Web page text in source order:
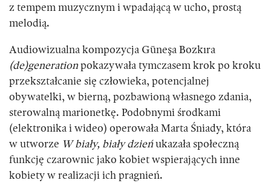
z tempem muzycznym i wpadającą w ucho, prostą
melodią.
Audiowizualna kompozycja Güneşa Bozkıra
(de)generation pokazywała tymczasem krok po kroku
przekształcanie się człowieka, potencjalnej
obywatelki, w bierną, pozbawioną własnego zdania,
sterowalną marionetkę. Podobnymi środkami
(elektronika i wideo) operowała Marta Śniady, która
w utworze W biały, biały dzieńukazała społeczną
funkcję czarownic jako kobiet wspierających inne
kobiety w realizacji ich pragnień.